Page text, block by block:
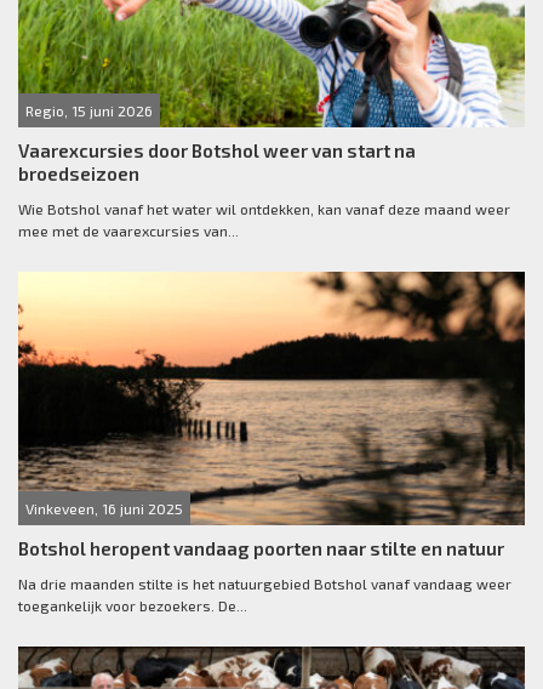
Regio, 15 juni 2026
Vaarexcursies door Botshol weer van start na
broedseizoen
Wie Botshol vanaf het water wil ontdekken, kan vanaf deze maand weer
mee met de vaarexcursies van...
Vinkeveen, 16 juni 2025
Botshol heropent vandaag poorten naar stilte en natuur
Na drie maanden stilte is het natuurgebied Botshol vanaf vandaag weer
toegankelijk voor bezoekers. De...